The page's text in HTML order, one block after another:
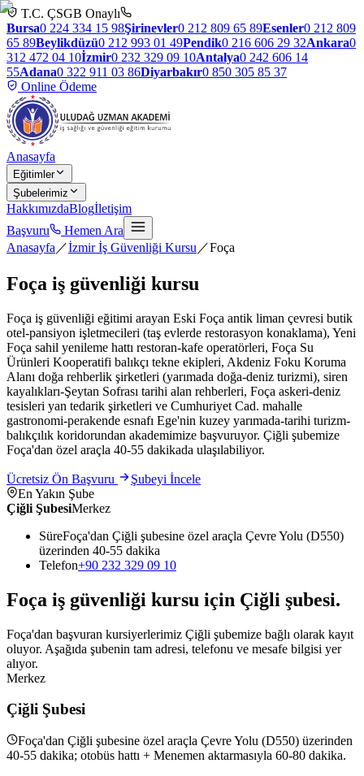
T.C. ÇSGB Onaylı
Bursa0 224 334 15 98Şirinevler0 212 809 65 89Esenler0 212 809
65 89Beylikdüzü0 212 993 01 49Pendik0 216 606 29 32Ankara0
312 472 04 10İzmir0 232 329 09 10Antalya0 242 606 14
55Adana0 322 911 03 86Diyarbakır0 850 305 85 37
Online Ödeme
Anasayfa
Eğitimler
Şubelerimiz
HakkımızdaBlogİletişim
Başvuru
Hemen Ara
Anasayfa ／İzmir İş Güvenliği Kursu ／Foça
Foça iş güvenliği kursu
Foça iş güvenliği eğitimi arayan Eski Foça antik liman çevresi butik
otel-pansiyon işletmecileri (taş evlerde restorasyon konaklama), Yeni
Foça sahil yenileme hattı restoran-kafe operatörleri, Foça Su
Ürünleri Kooperatifi balıkçı tekne ekipleri, Akdeniz Foku Koruma
Alanı doğa rehberlik şirketleri (yarımada doğa-deniz turizmi), siren
kayalıkları-Şeytan Sofrası tarihi alan rehberleri, Foça askeri-deniz
tesisleri yan tedarik şirketleri ve Cumhuriyet Cad. mahalle
gastronomi-perakende esnafı Ege'nin kuzey yarımada-tarihi turizm-
balıkçılık koridorundan akademimize başvuruyor. Çiğli şubemize
Foça'dan özel araçla 40-55 dakikada ulaşılabiliyor.
Ücretsiz Ön Başvuru
Şubeyi İncele
En Yakın Şube
Çiğli ŞubesiMerkez
SüreFoça'dan Çiğli şubesine özel araçla Çevre Yolu (D550)
üzerinden 40-55 dakika
Telefon+90 232 329 09 10
Foça iş güvenliği kursu için Çiğli şubesi.
Foça'dan başvuran kursiyerlerimiz Çiğli şubemize bağlı olarak kayıt
oluyor. Aşağıda şubenin tam adresi, telefonu ve mesafe bilgisi yer
alıyor.
Merkez
Çiğli Şubesi
Foça'dan Çiğli şubesine özel araçla Çevre Yolu (D550) üzerinden
40-55 dakika; otobüs hattı + Menemen aktarmasıyla 60-80 dakika.